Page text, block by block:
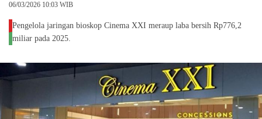
06/03/2026 10:03 WIB
Pengelola jaringan bioskop Cinema XXI meraup laba bersih Rp776,2
miliar pada 2025.